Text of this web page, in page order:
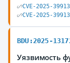
CVE-2025-39913
CVE-2025-39913
BDU:2025-
Уязвимость